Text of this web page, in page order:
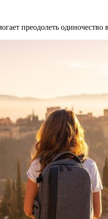
преодолеть одиночество